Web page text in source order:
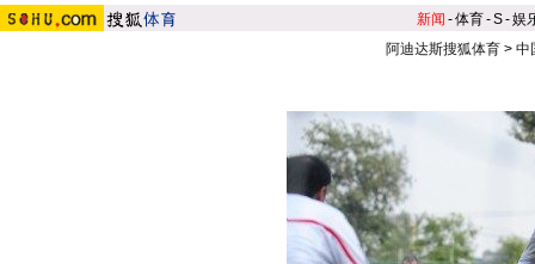
新闻 -体育-S-娱
阿迪达斯搜狐体育 > 中